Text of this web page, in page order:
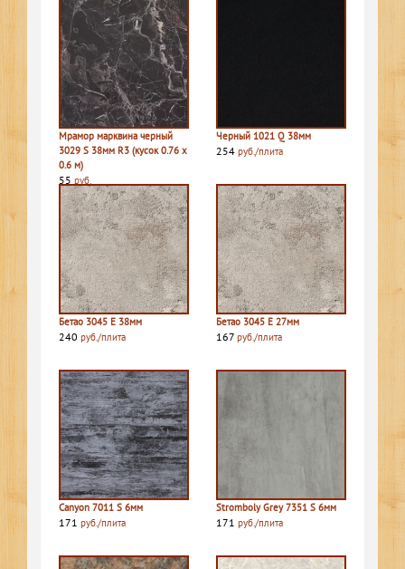
Мрамор марквина черный
3029 S 38мм R3 (кусок 0.76 х
0.6 м)
55 руб.
Черный 1021 Q 38мм
254 руб./плита
Бетао 3045 E 38мм
240 руб./плита
Бетао 3045 E 27мм
167 руб./плита
Canyon 7011 S 6мм
171 руб./плита
Stromboly Grey 7351 S 6мм
171 руб./плита